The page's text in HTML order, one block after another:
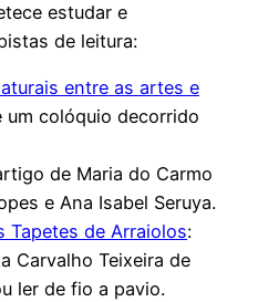
estudar e
de leitura:
entre as artes e
um colóquio decorrido
de Maria do Carmo
e Ana Isabel Seruya.
Tapetes de Arraiolos:
Carvalho Teixeira de
ler de fio a pavio.